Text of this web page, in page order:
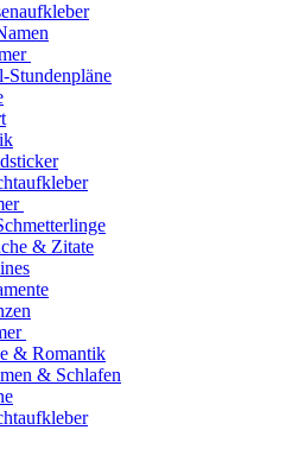
Stundenpläne
& Zitate
& Romantik
& Schlafen